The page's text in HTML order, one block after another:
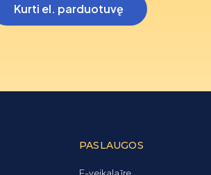
Kurti el. parduotuvę
PASLAUGOS
E-veikala īre